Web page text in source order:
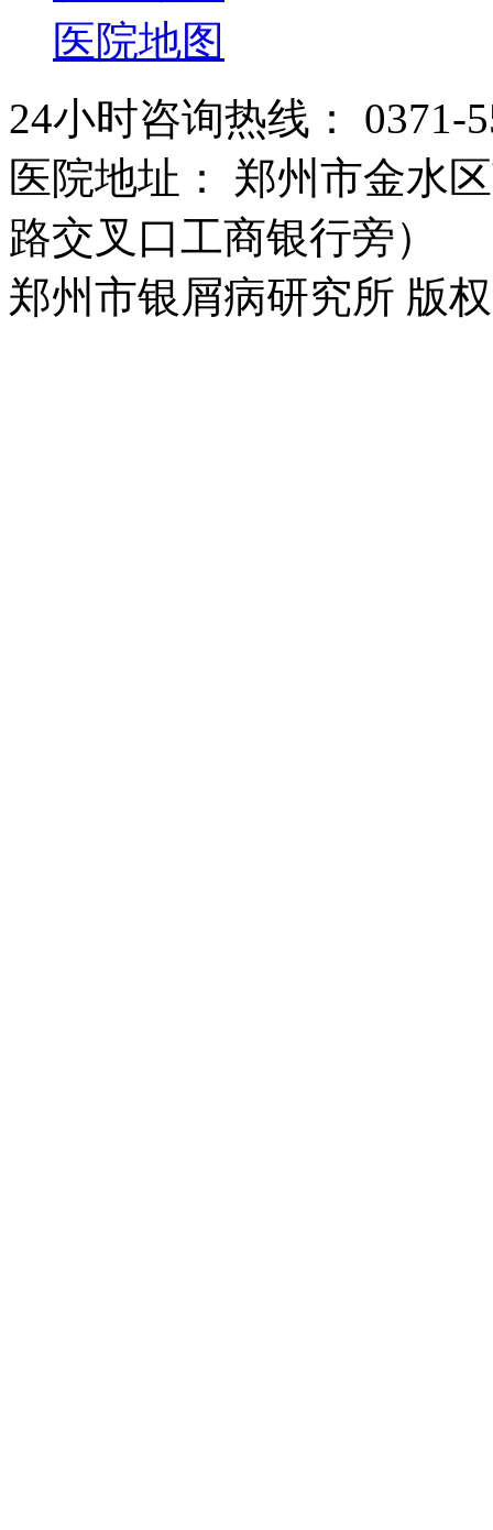
医院地图
24小时咨询热线： 0371-
医院地址： 郑州市金水
路交叉口工商银行旁）
郑州市银屑病研究所 版